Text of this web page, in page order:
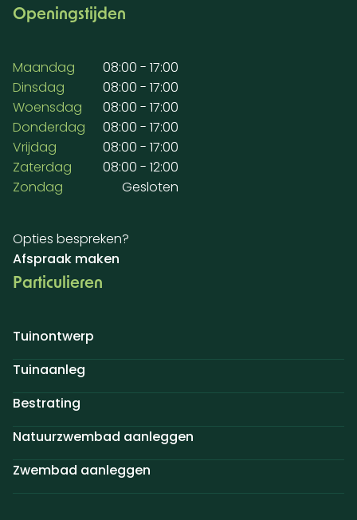
Openingstijden
Maandag
08:00 - 17:00
Dinsdag
08:00 - 17:00
Woensdag
08:00 - 17:00
Donderdag
08:00 - 17:00
Vrijdag
08:00 - 17:00
Zaterdag
08:00 - 12:00
Zondag
Gesloten
Opties bespreken?
Afspraak maken
Particulieren
Tuinontwerp
Tuinaanleg
Bestrating
Natuurzwembad aanleggen
Zwembad aanleggen